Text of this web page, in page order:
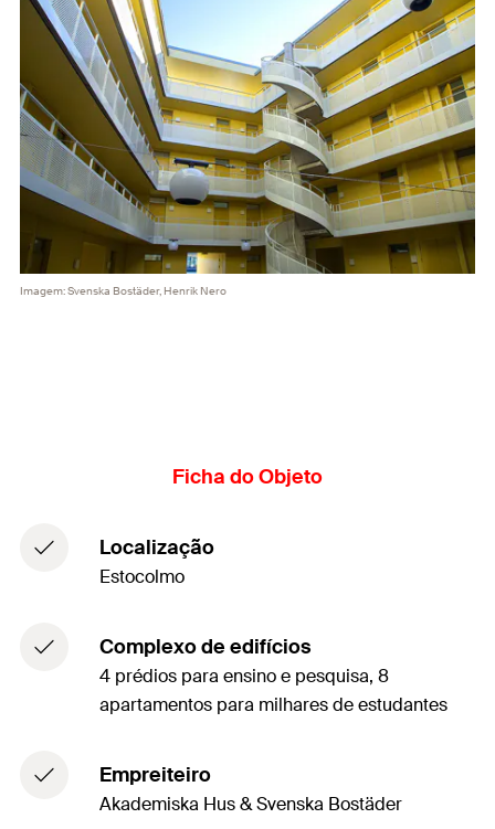
Imagem: Svenska Bostäder, Henrik Nero
Ficha do Objeto
Localização
Estocolmo
Complexo de edifícios
4 prédios para ensino e pesquisa, 8
apartamentos para milhares de estudantes
Empreiteiro
Akademiska Hus & Svenska Bostäder